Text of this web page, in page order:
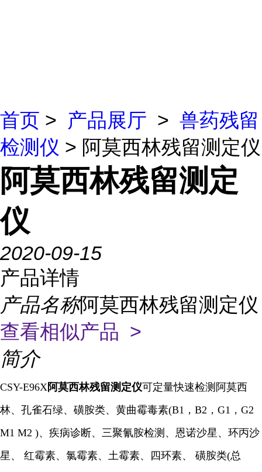
首页 > 产品展厅 > 兽药残留
检测仪 > 阿莫西林残留测定仪
阿莫西林残留测定
仪
2020-09-15
产品详情
产品名称阿莫西林残留测定仪
查看相似产品 >
简介
CSY-E96X阿莫西林残留测定仪可定量快速检测阿莫西
林、孔雀石绿、磺胺类、黄曲霉毒素(B1，B2，G1，G2
M1 M2 )、疾病诊断、三聚氰胺检测、恩诺沙星、环丙沙
星、 红霉素、氯霉素、土霉素、四环素、 磺胺类(总